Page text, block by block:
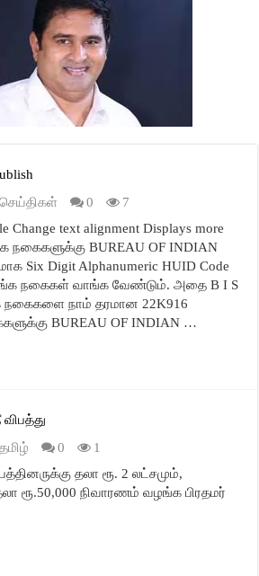
ge
செய்திகள் 0
7
Change text alignment Displays more
BUREAU OF INDIAN
Six Digit Alphanumeric HUID Code
நகைகள் வாங்க வேண்டும். அதை B I S
நகைகளை நாம் தரமான 22K916
BUREAU OF INDIAN …
தமிழ் 0
1
தலா ரூ. 2 லட்சமும்,
ரூ.50,000 நிவாரணம் வழங்க பிரதமர்